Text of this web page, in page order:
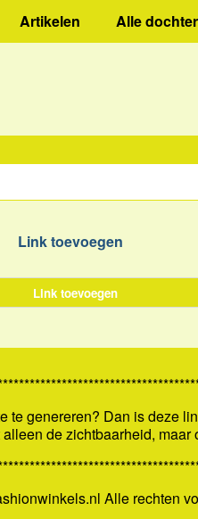
Artikelen Alle
Link toevoegen
Link toevoegen
genereren? Dan is deze
de zichtbaarheid, maar
Alle rechten